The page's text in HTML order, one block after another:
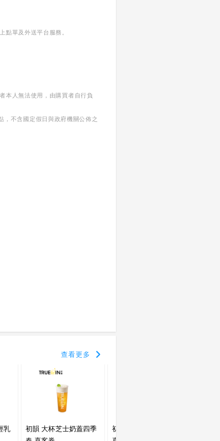
點單及外送平台服務。
本人無法使用，由購買者自行負
不含國定假日與政府機關公佈之
查看更多
乳
初韻 大杯芝士奶蓋四季
初韻 杜拜巧克力 舒芙蕾